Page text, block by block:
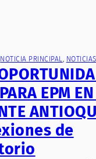
NOTICIA PRINCIPAL NOTICIAS
EPM
de